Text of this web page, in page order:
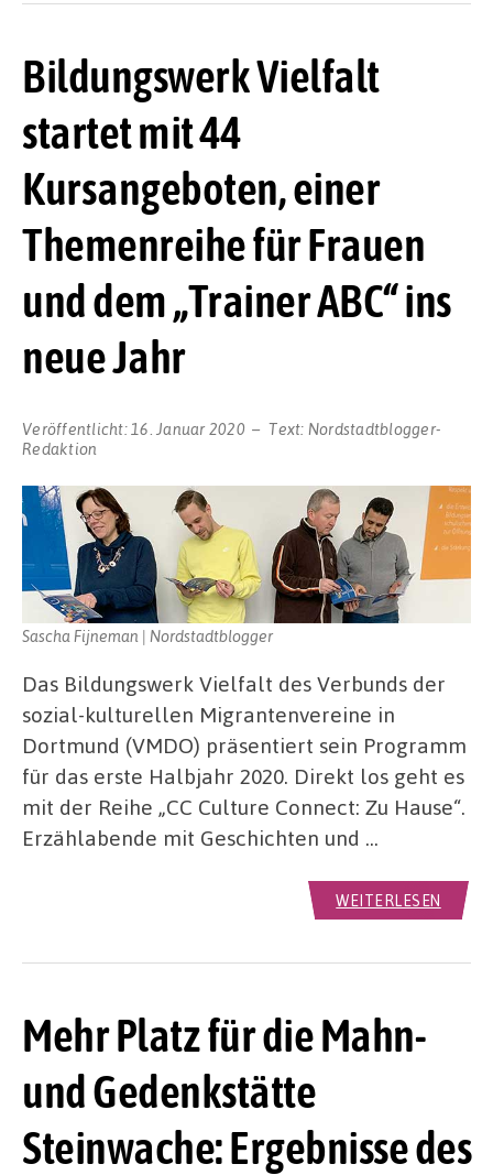
Bildungswerk Vielfalt
startet mit 44
Kursangeboten, einer
Themenreihe für Frauen
und dem „Trainer ABC“ ins
neue Jahr
Veröffentlicht: 16. Januar 2020 Text: Nordstadtblogger-
Redaktion
Sascha Fijneman | Nordstadtblogger
Das Bildungswerk Vielfalt des Verbunds der
sozial-kulturellen Migrantenvereine in
Dortmund (VMDO) präsentiert sein Programm
für das erste Halbjahr 2020. Direkt los geht es
mit der Reihe „CC Culture Connect: Zu Hause“.
Erzählabende mit Geschichten und …
WEITERLESEN
Mehr Platz für die Mahn-
und Gedenkstätte
Steinwache: Ergebnisse des